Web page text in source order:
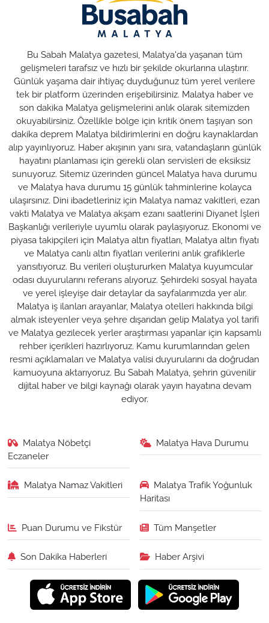
Bu Sabah Malatya gazetesi, Malatya'da yaşanan tüm
gelişmeleri tarafsız ve hızlı bir şekilde okurlarına ulaştırır.
Günlük yaşama dair ihtiyaç duyduğunuz tüm yerel verilere
tek bir platform üzerinden erişebilirsiniz. Malatya haber ve
son dakika Malatya gelişmelerini anlık olarak sitemizden
okuyabilirsiniz. Özellikle bölge için kritik önem taşıyan son
dakika deprem Malatya bildirimlerini en doğru kaynaklardan
alıp yayınlıyoruz. Haber akışının yanı sıra, vatandaşların günlük
hayatını planlaması için gerekli olan servisleri de eksiksiz
sunuyoruz. Sitemiz üzerinden güncel Malatya hava durumu
ve Malatya hava durumu 15 günlük tahminlerine kolayca
ulaşırsınız. Dini ibadetleriniz için Malatya namaz vakitleri, ezan
vakti Malatya ve Malatya akşam ezanı saatlerini Diyanet İşleri
Başkanlığı verileriyle uyumlu olarak paylaşıyoruz. Ekonomi ve
piyasa takipçileri için Malatya altın fiyatları, Malatya altın fiyatı
ve Malatya canlı altın fiyatları verilerini anlık grafiklerle
yansıtıyoruz. Bu verileri oluştururken Malatya kuyumcular
odası duyurularını referans alıyoruz. Şehirdeki sosyal hayata
ve yerel işleyişe dair detaylar da sayfalarımızda yer alır.
Malatya iş ilanları arayanlar, Malatya otelleri hakkında bilgi
almak isteyenler veya şehre dışarıdan gelip Malatya yol tarifi
ve Malatya gezilecek yerler araştırması yapanlar için kapsamlı
rehber içerikleri hazırlıyoruz. Kamu kurumlarından gelen
resmi açıklamaları ve Malatya valisi duyurularını da doğrudan
kamuoyuna aktarıyoruz. Bu Sabah Malatya, şehrin güvenilir
dijital haber ve bilgi kaynağı olarak yayın hayatına devam
ediyor.
Malatya Nöbetçi
Eczaneler
Malatya Hava Durumu
Malatya Namaz Vakitleri
Malatya Trafik Yoğunluk
Haritası
Puan Durumu ve Fikstür Tüm Manşetler
Son Dakika Haberleri Haber Arşivi